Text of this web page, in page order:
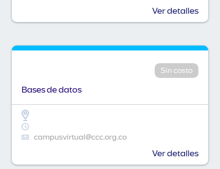
Ver detalles
Sin costo
Bases de datos
campusvirtual@ccc.org.co
Ver detalles